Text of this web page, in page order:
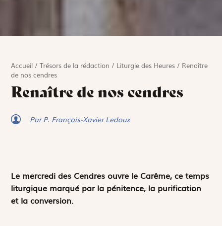
Accueil /Trésors de la rédaction / Liturgie des Heures / Renaître
de nos cendres
Renaître de nos cendres
Par P. François-Xavier Ledoux
Le mercredi des Cendres ouvre le Carême, ce temps
liturgique marqué par la pénitence, la purification
et la conversion.